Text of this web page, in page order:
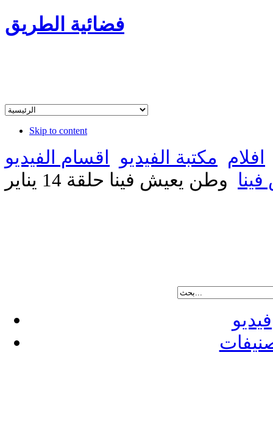
فضائية الطريق
Skip to content
افلام مكتبة الفيديو
اقسام الفيديو
وطن يعيش فينا حلقة 14 يناير
فيديو